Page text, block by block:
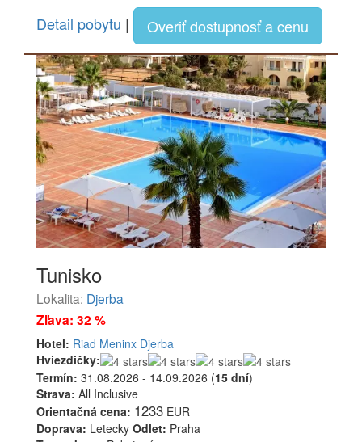
Detail pobytu | Overiť dostupnosť a cenu
Tunisko
Lokalita: Djerba
Zľava: 32 %
Hotel: Riad Meninx Djerba
Hviezdičky:
Termín: 31.08.2026 - 14.09.2026 (15 dní)
Strava: All Inclusive
Orientačná cena: 1233 EUR
Doprava: Letecky Odlet: Praha